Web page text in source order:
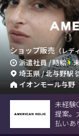
ショップ販売（レデ
派遣社員 / 時給
埼玉県 / 北与野駅
イオンモール与野
未経験
提案。
払いあ